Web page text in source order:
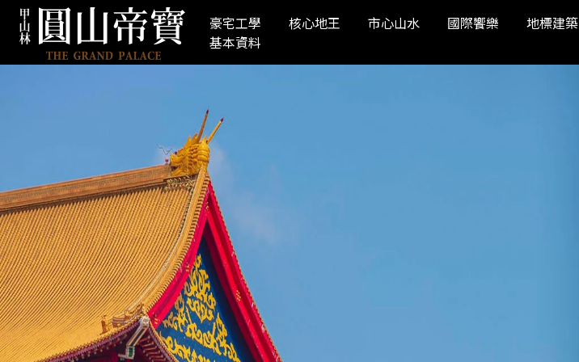
豪宅工學 核心地王 市心山水 國際饗樂 地標建築
基本資料
空拍實景輔以建築外觀透視示意